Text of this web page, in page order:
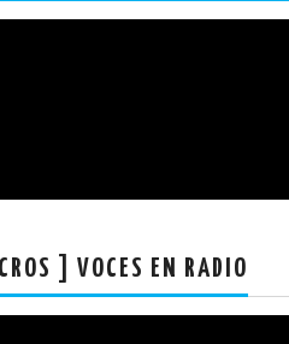
] VOCES EN RADIO